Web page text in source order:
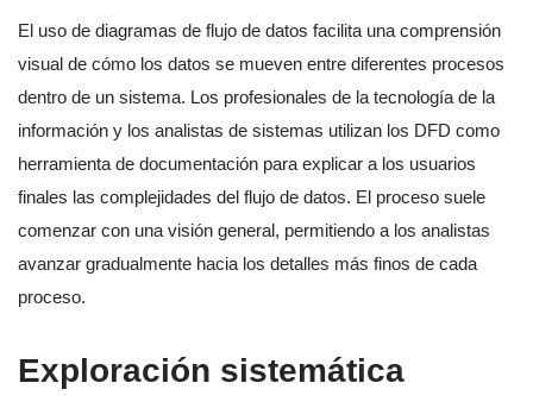
El uso de diagramas de flujo de datos facilita una comprensión
visual de cómo los datos se mueven entre diferentes procesos
dentro de un sistema. Los profesionales de la tecnología de la
información y los analistas de sistemas utilizan los DFD como
herramienta de documentación para explicar a los usuarios
finales las complejidades del flujo de datos. El proceso suele
comenzar con una visión general, permitiendo a los analistas
avanzar gradualmente hacia los detalles más finos de cada
proceso.
Exploración sistemática